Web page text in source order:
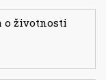
o životnosti